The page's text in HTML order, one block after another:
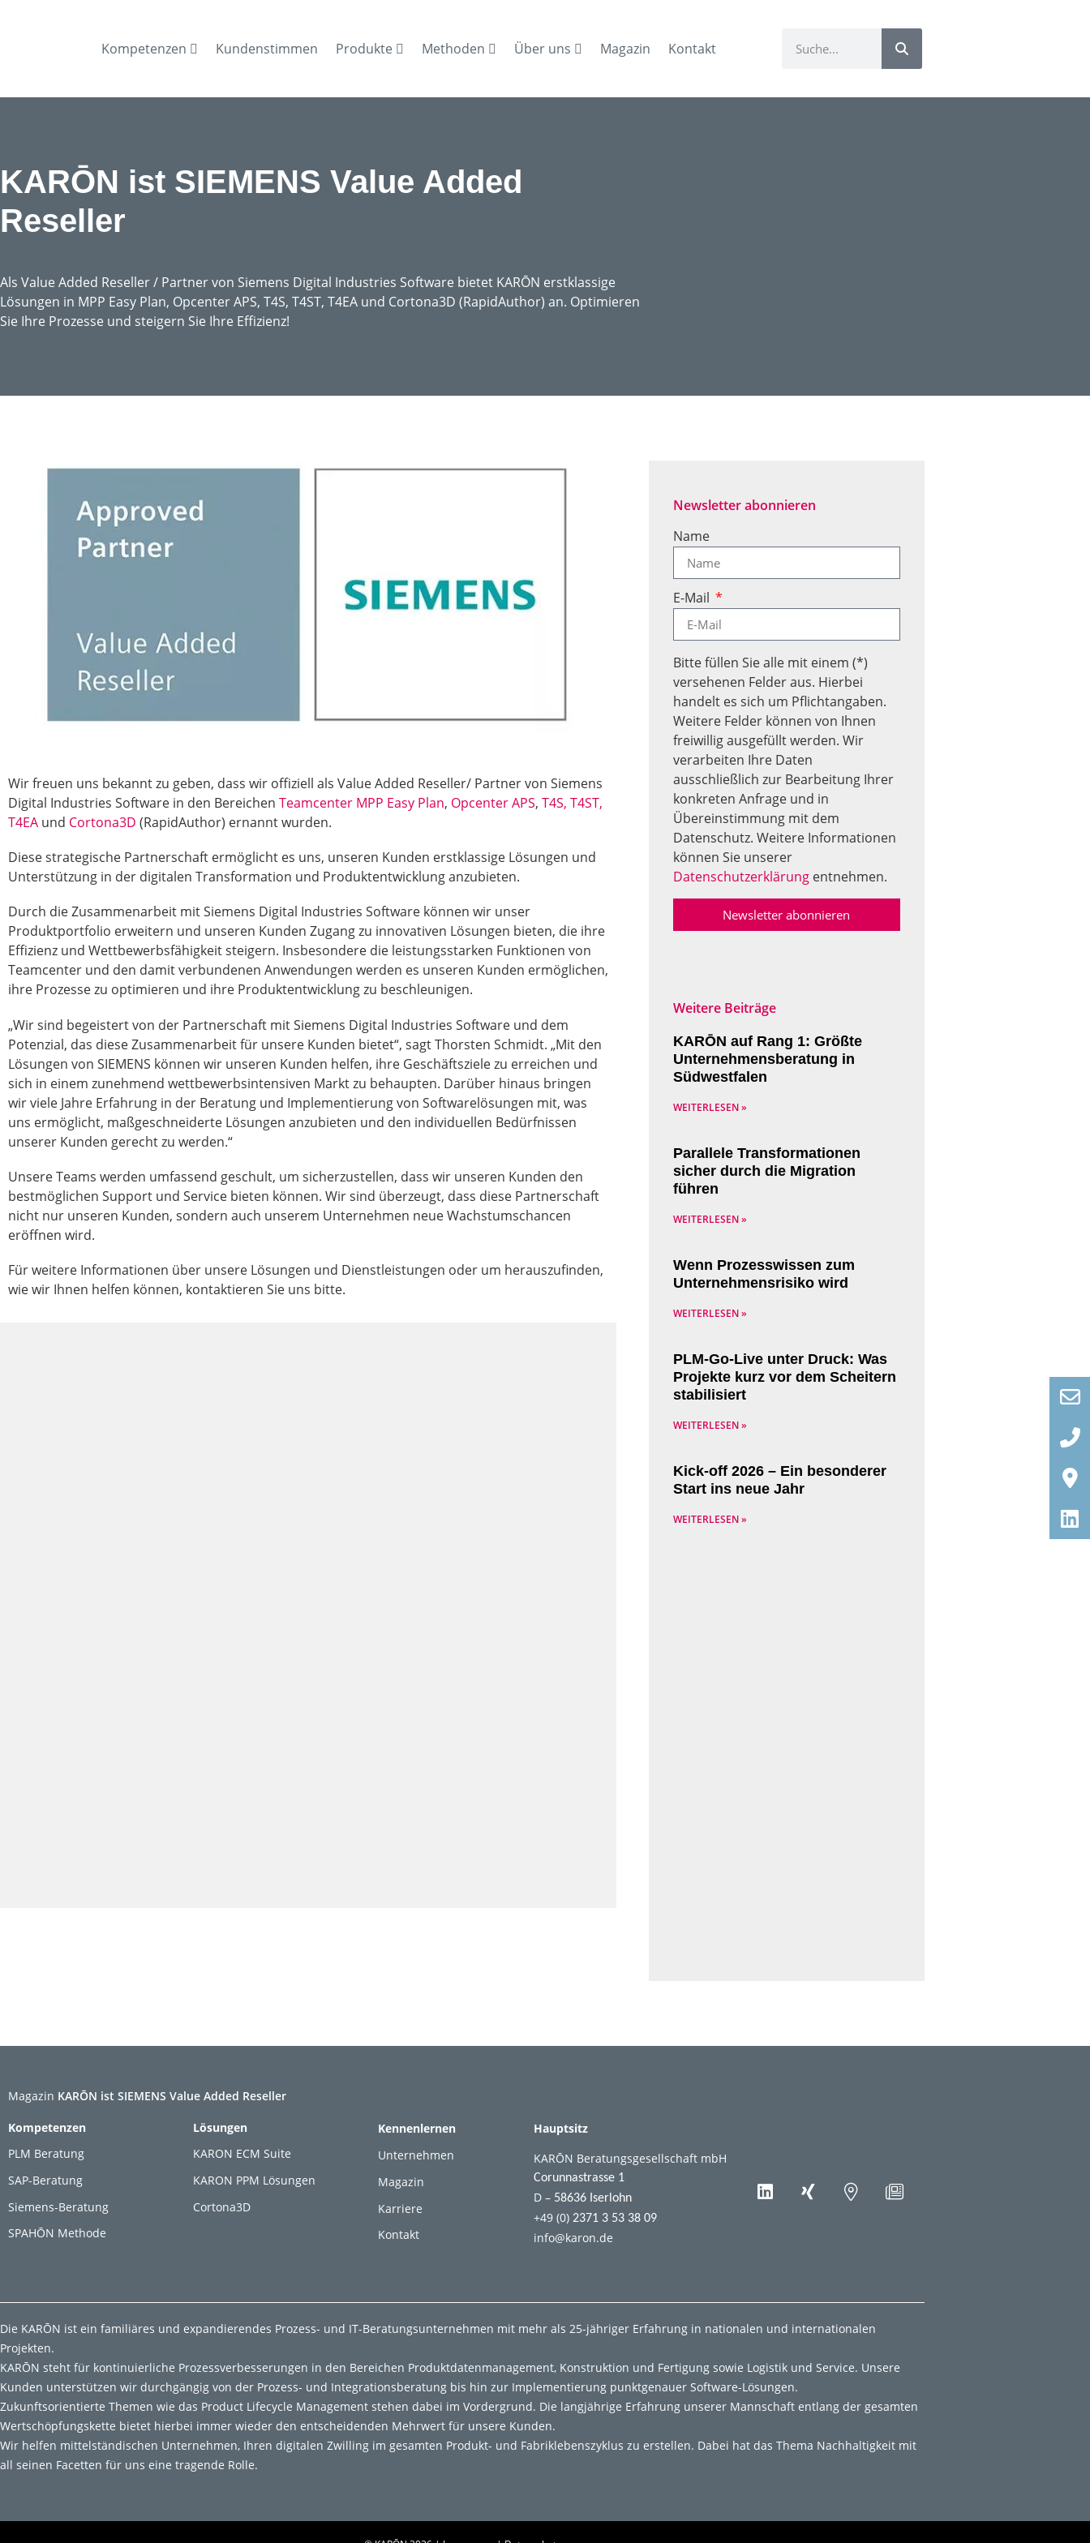
Kompetenzen Kundenstimmen Produkte Methoden Über uns Magazin Kontakt
KARŌN ist SIEMENS Value Added
Reseller
Als Value Added Reseller / Partner von Siemens Digital Industries Software bietet KARŌN erstklassige
Lösungen in MPP Easy Plan, Opcenter APS, T4S, T4ST, T4EA und Cortona3D (RapidAuthor) an. Optimieren
Sie Ihre Prozesse und steigern Sie Ihre Effizienz!
Wir freuen uns bekannt zu geben, dass wir offiziell als Value Added Reseller/ Partner von Siemens
Digital Industries Software in den Bereichen Teamcenter MPP Easy Plan, Opcenter APS, T4S, T4ST,
T4EA und Cortona3D (RapidAuthor) ernannt wurden.
Diese strategische Partnerschaft ermöglicht es uns, unseren Kunden erstklassige Lösungen und
Unterstützung in der digitalen Transformation und Produktentwicklung anzubieten.
Durch die Zusammenarbeit mit Siemens Digital Industries Software können wir unser
Produktportfolio erweitern und unseren Kunden Zugang zu innovativen Lösungen bieten, die ihre
Effizienz und Wettbewerbsfähigkeit steigern. Insbesondere die leistungsstarken Funktionen von
Teamcenter und den damit verbundenen Anwendungen werden es unseren Kunden ermöglichen,
ihre Prozesse zu optimieren und ihre Produktentwicklung zu beschleunigen.
„Wir sind begeistert von der Partnerschaft mit Siemens Digital Industries Software und dem
Potenzial, das diese Zusammenarbeit für unsere Kunden bietet“, sagt Thorsten Schmidt. „Mit den
Lösungen von SIEMENS können wir unseren Kunden helfen, ihre Geschäftsziele zu erreichen und
sich in einem zunehmend wettbewerbsintensiven Markt zu behaupten. Darüber hinaus bringen
wir viele Jahre Erfahrung in der Beratung und Implementierung von Softwarelösungen mit, was
uns ermöglicht, maßgeschneiderte Lösungen anzubieten und den individuellen Bedürfnissen
unserer Kunden gerecht zu werden.“
Unsere Teams werden umfassend geschult, um sicherzustellen, dass wir unseren Kunden den
bestmöglichen Support und Service bieten können. Wir sind überzeugt, dass diese Partnerschaft
nicht nur unseren Kunden, sondern auch unserem Unternehmen neue Wachstumschancen
eröffnen wird.
Für weitere Informationen über unsere Lösungen und Dienstleistungen oder um herauszufinden,
wie wir Ihnen helfen können, kontaktieren Sie uns bitte.
Newsletter abonnieren
Name
E-Mail
Bitte füllen Sie alle mit einem (*)
versehenen Felder aus. Hierbei
handelt es sich um Pflichtangaben.
Weitere Felder können von Ihnen
freiwillig ausgefüllt werden. Wir
verarbeiten Ihre Daten
ausschließlich zur Bearbeitung Ihrer
konkreten Anfrage und in
Übereinstimmung mit dem
Datenschutz. Weitere Informationen
können Sie unserer
Datenschutzerklärungentnehmen.
Newsletter abonnieren
Weitere Beiträge
KARŌN auf Rang 1: Größte
Unternehmensberatung in
Südwestfalen
WEITERLESEN »
Parallele Transformationen
sicher durch die Migration
führen
WEITERLESEN »
Wenn Prozesswissen zum
Unternehmensrisiko wird
WEITERLESEN »
PLM-Go-Live unter Druck: Was
Projekte kurz vor dem Scheitern
stabilisiert
WEITERLESEN »
Kick-off 2026 – Ein besonderer
Start ins neue Jahr
WEITERLESEN »
Magazin KARŌN ist SIEMENS Value Added Reseller
Kompetenzen
PLM Beratung
SAP-Beratung
Siemens-Beratung
SPAHŌN Methode
Lösungen
KARON ECM Suite
KARON PPM Lösungen
Cortona3D
Kennenlernen
Unternehmen
Magazin
Karriere
Kontakt
Hauptsitz
KARŌN Beratungsgesellschaft mbH
Corunnastrasse 1
D – 58636 Iserlohn
+49 (0) 2371 3 53 38 09
info@karon.de
Die KARŌN ist ein familiäres und expandierendes Prozess- und IT-Beratungsunternehmen mit mehr als 25-jähriger Erfahrung in nationalen und internationalen
Projekten.
KARŌN steht für kontinuierliche Prozessverbesserungen in den Bereichen Produktdatenmanagement, Konstruktion und Fertigung sowie Logistik und Service. Unsere
Kunden unterstützen wir durchgängig von der Prozess- und Integrationsberatung bis hin zur Implementierung punktgenauer Software-Lösungen.
Zukunftsorientierte Themen wie das Product Lifecycle Management stehen dabei im Vordergrund. Die langjährige Erfahrung unserer Mannschaft entlang der gesamten
Wertschöpfungskette bietet hierbei immer wieder den entscheidenden Mehrwert für unsere Kunden.
Wir helfen mittelständischen Unternehmen, Ihren digitalen Zwilling im gesamten Produkt- und Fabriklebenszyklus zu erstellen. Dabei hat das Thema Nachhaltigkeit mit
all seinen Facetten für uns eine tragende Rolle.